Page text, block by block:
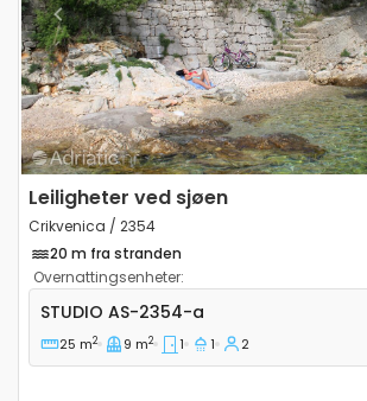
Previous
Leiligheter ved sjøen
Crikvenica / 2354
20 m fra stranden
Overnattingsenheter:
Leilighet studio Crikvenica AS-2354-a
STUDIO AS-2354-a
25 m2 9 m2 1 1 2